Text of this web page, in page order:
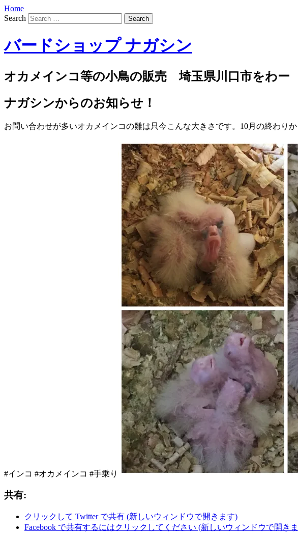
Home
Search
バードショップ ナガシン
オカメインコ等の小鳥の販売 埼玉県川口市をわー
ナガシンからのお知らせ！
お問い合わせが多いオカメインコの雛は只今こんな大きさです。10月の終わり
#インコ #オカメインコ #手乗り
共有:
クリックして Twitter で共有 (新しいウィンドウで開きます)
Facebook で共有するにはクリックしてください (新しいウィンドウで開き